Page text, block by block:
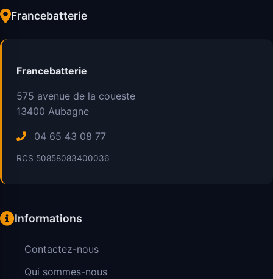
Francebatterie
Francebatterie
575 avenue de la coueste
13400 Aubagne
04 65 43 08 77
RCS 50858083400036
Informations
Contactez-nous
Qui sommes-nous